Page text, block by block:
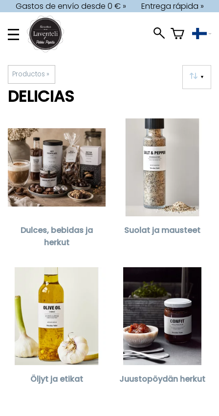
Gastos de envío desde 0 € » Entrega rápida »
Productos ‪» ▼
DELICIAS
Dulces, bebidas ja
herkut
Suolat ja mausteet
Öljyt ja etikat Juustopöydän herkut